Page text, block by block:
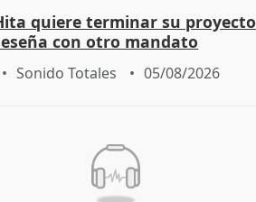
quiere terminar su proyecto
con otro mandato
Sonido Totales 05/08/2026